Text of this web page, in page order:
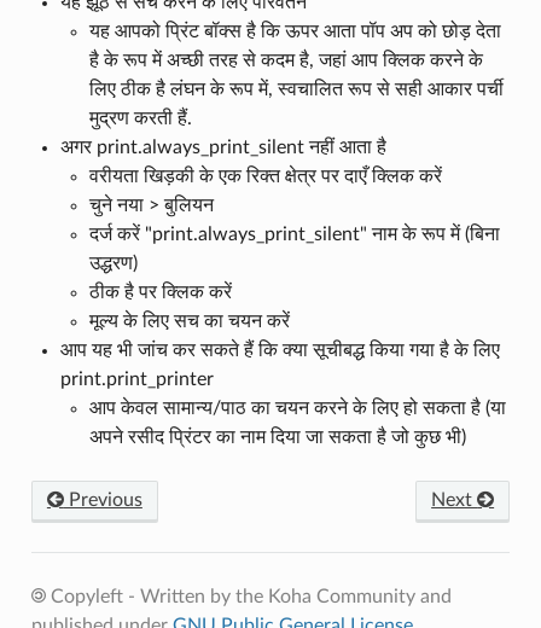
यह आपको प्रिंट बॉक्स है कि ऊपर आता पॉप अप को छोड़ देता
है के रूप में अच्छी तरह से कदम है, जहां आप क्लिक करने के
लिए ठीक है लंघन के रूप में, स्वचालित रूप से सही आकार पर्ची
मुद्रण करती हैं.
अगर print.always_print_silent नहीं आता है
वरीयता खिड़की के एक रिक्त क्षेत्र पर दाएँ क्लिक करें
चुने नया > बुलियन
दर्ज करें "print.always_print_silent" नाम के रूप में (बिना
उद्धरण)
ठीक है पर क्लिक करें
मूल्य के लिए सच का चयन करें
आप यह भी जांच कर सकते हैं कि क्या सूचीबद्ध किया गया है के लिए
print.print_printer
आप केवल सामान्य/पाठ का चयन करने के लिए हो सकता है (या
अपने रसीद प्रिंटर का नाम दिया जा सकता है जो कुछ भी)
Previous Next
Copyleft - Written by the Koha Community and